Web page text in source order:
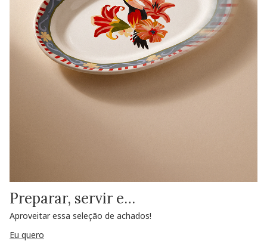
Preparar, servir e…
Aproveitar essa seleção de achados!
Eu quero